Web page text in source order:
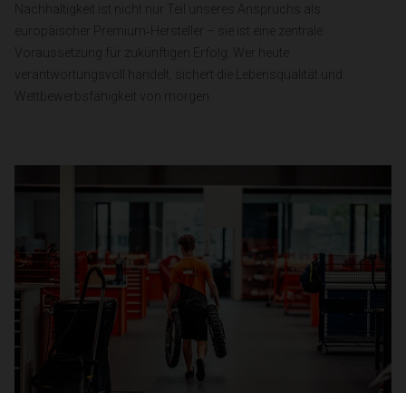
Nachhaltigkeit ist nicht nur Teil unseres Anspruchs als
europäischer Premium‑Hersteller – sie ist eine zentrale
Voraussetzung für zukünftigen Erfolg. Wer heute
verantwortungsvoll handelt, sichert die Lebensqualität und
Wettbewerbsfähigkeit von morgen.